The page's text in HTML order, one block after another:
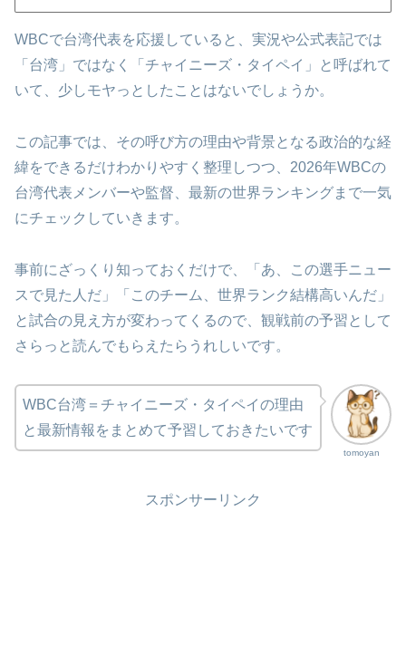
WBCで台湾代表を応援していると、実況や公式表記では
「台湾」ではなく「チャイニーズ・タイペイ」と呼ばれて
いて、少しモヤっとしたことはないでしょうか。
この記事では、その呼び方の理由や背景となる政治的な経
緯をできるだけわかりやすく整理しつつ、2026年WBCの
台湾代表メンバーや監督、最新の世界ランキングまで一気
にチェックしていきます。
事前にざっくり知っておくだけで、「あ、この選手ニュー
スで見た人だ」「このチーム、世界ランク結構高いんだ」
と試合の見え方が変わってくるので、観戦前の予習として
さらっと読んでもらえたらうれしいです。
tomoyan
WBC台湾＝チャイニーズ・タイペイの理由
と最新情報をまとめて予習しておきたいです
スポンサーリンク